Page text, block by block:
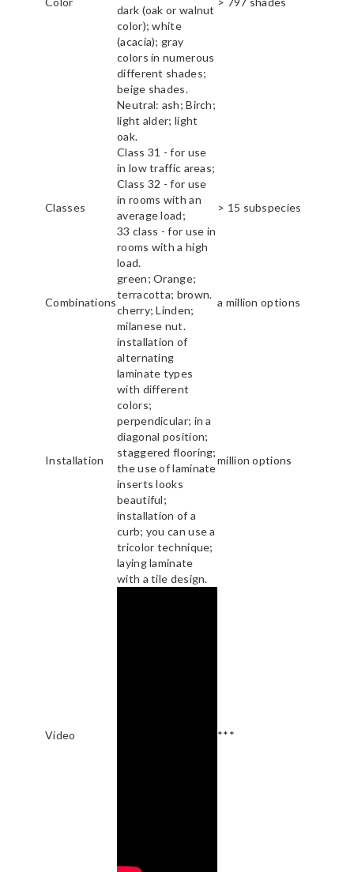
dark (oak or walnut
color); white
(acacia); gray
colors in numerous
different shades;
beige shades.
Neutral: ash; Birch;
light alder; light
oak.
Classes
Class 31 - for use
in low traffic areas;
Class 32 - for use
in rooms with an
average load;
33 class - for use in
rooms with a high
load.
> 15 subspecies
Combinations
green; Orange;
terracotta; brown.
cherry; Linden;
milanese nut.
a million options
Installation
installation of
alternating
laminate types
with different
colors;
perpendicular; in a
diagonal position;
staggered flooring;
the use of laminate
inserts looks
beautiful;
installation of a
curb; you can use a
tricolor technique;
laying laminate
with a tile design.
million options
Video ***